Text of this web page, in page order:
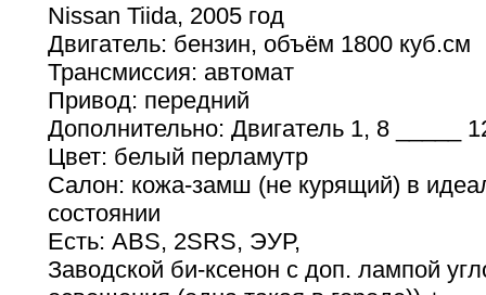
Nissan Tiida, 2005 год
Двигатель: бензин, объём 1800 куб.см
Трансмиссия: автомат
Привод: передний
Дополнительно: Двигатель 1, 8 _____
Цвет: белый перламутр
Салон: кожа-замш (не курящий) в
состоянии
Есть: ABS, 2SRS, ЭУР,
Заводской би-ксенон с доп. лампой